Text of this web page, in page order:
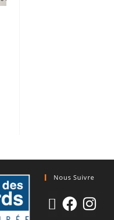
Nous Suivre